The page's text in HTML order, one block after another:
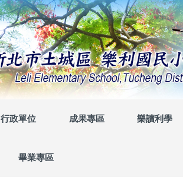
行政單位 成果專區 樂讀利學
畢業專區